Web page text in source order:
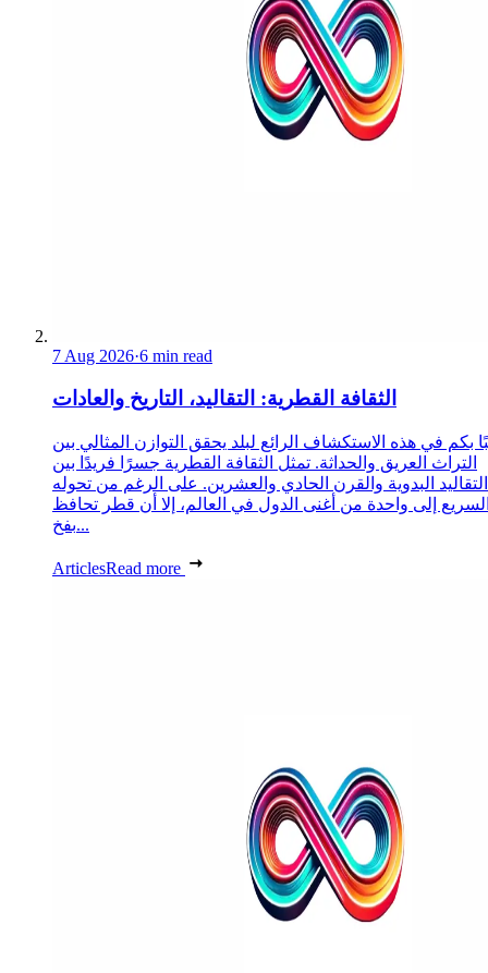
7 Aug 2026·6 min read
الثقافة القطرية: التقاليد، التاريخ والعادات
بكم في هذه الاستكشاف الرائع لبلد يحقق التوازن المثالي بين
التراث العريق والحداثة. تمثل الثقافة القطرية جسرًا فريدًا بين
التقاليد البدوية والقرن الحادي والعشرين. على الرغم من تحوله
إلى واحدة من أغنى الدول في العالم، إلا أن قطر تحافظ
بفخ...
ArticlesRead more